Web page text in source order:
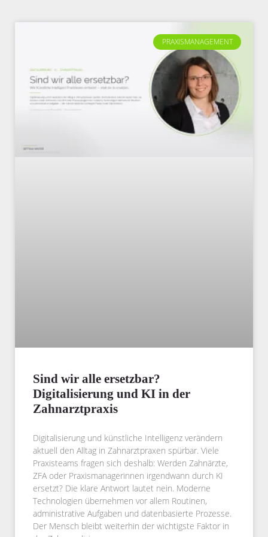
PRAXISMANAGEMENT
Sind wir alle ersetzbar?
Digitalisierung und KI in der
Zahnarztpraxis
Digitalisierung und künstliche Intelligenz verändern
aktuell den Alltag in Zahnarztpraxen spürbar. Viele
Praxisteams fragen sich deshalb: Werden Zahnärzte,
ZFA oder Praxismanagerinnen irgendwann durch KI
ersetzt? Die klare Antwort lautet nein. Moderne
Technologien übernehmen vor allem Routinen,
administrative Aufgaben und datenbasierte Prozesse.
Der Mensch bleibt weiterhin der wichtigste Faktor in